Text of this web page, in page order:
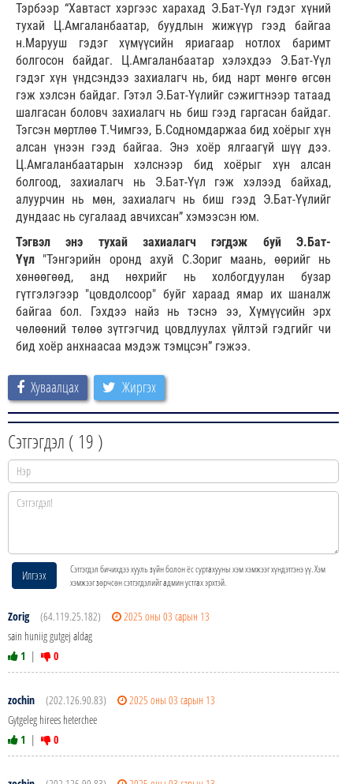
Тэрбээр “Хавтаст хэргээс харахад Э.Бат-Үүл гэдэг хүний
тухай Ц.Амгаланбаатар, буудлын жижүүр гээд байгаа
н.Марууш гэдэг хүмүүсийн яриагаар нотлох баримт
болгосон байдаг. Ц.Амгаланбаатар хэлэхдээ Э.Бат-Үүл
гэдэг хүн үндсэндээ захиалагч нь, бид нарт мөнгө өгсөн
гэж хэлсэн байдаг. Гэтэл Э.Бат-Үүлийг сэжигтнээр татаад
шалгасан боловч захиалагч нь биш гээд гаргасан байдаг.
Тэгсэн мөртлөө Т.Чимгээ, Б.Содномдаржаа бид хоёрыг хүн
алсан үнээн гээд байгаа. Энэ хоёр ялгаагүй шүү дээ.
Ц.Амгаланбаатарын хэлснээр бид хоёрыг хүн алсан
болгоод, захиалагч нь Э.Бат-Үүл гэж хэлээд байхад,
алуурчин нь мөн, захиалагч нь биш гээд Э.Бат-Үүлийг
дундаас нь сугалаад авчихсан” хэмээсэн юм.
Тэгвэл энэ тухай захиалагч гэгдэж буй Э.Бат-
Үүл "Тэнгэрийн оронд ахуй С.Зориг маань, өөрийг нь
хөнөөгөөд, анд нөхрийг нь холбогдуулан бузар
гүтгэлэгээр "цовдолсоор" буйг хараад ямар их шаналж
байгаа бол. Гэхдээ найз нь тэснэ ээ, Хүмүүсийн эрх
чөлөөний төлөө зүтгэгчид цовдлуулах үйлтэй гэдгийг чи
бид хоёр анхнаасаа мэдэж тэмцсэн” гэжээ.
Хуваалцах Жиргэх
Сэтгэгдэл ( 19 )
Илгээх
Сэтгэгдэл бичихдээ хууль зүйн болон ёс суртахууны хэм хэмжээг хүндэтгэнэ үү. Хэм
хэмжээг зөрчсөн сэтгэгдэлийг админ устгах эрхтэй.
Zorig (64.119.25.182)
2025 оны 03 сарын 13
sain huniig gutgej aldag
1 | 0
zochin (202.126.90.83)
2025 оны 03 сарын 13
Gytgeleg hirees heterchee
1 | 0